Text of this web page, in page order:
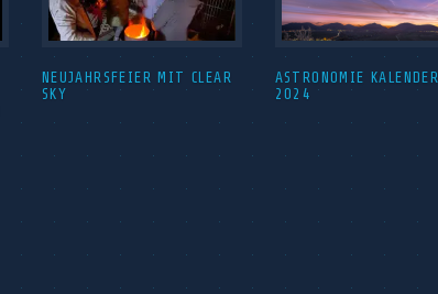
NEUJAHRSFEIER MIT CLEAR
SKY
ASTRONOMIE KALENDER
2024